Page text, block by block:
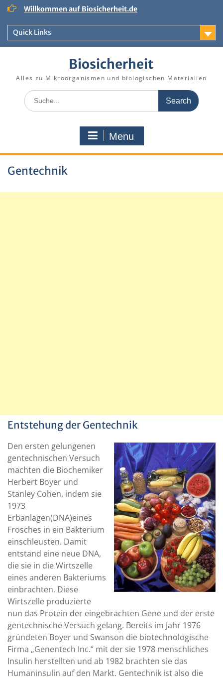
t
Willkommen auf Biosicherheit.de
Quick Links
Biosicherheit
Alles zu Mikroorganismen und biologischen Materialien
S
e
f
o
Menu
Gentechnik
Entstehung der Gentechnik
Den ersten gelungenen
gentechnischen Versuch
machten die Biochemiker
Herbert Boyer und
Stanley Cohen, indem sie
1973
Erbanlagen(DNA)eines
Frosches in ein Bakterium
einschleusten. Damit
entstand eine neue DNA,
die sie in die Wirtszelle
eines anderen Bakteriums
einbrachten. Diese
Wirtszelle produzierte
nun das Protein der eingebrachten Gene und der erste
gentechnische Versuch gelang. Bereits im Jahr 1976
gründeten Boyer und Swanson die biotechnologische
Firma „Genentech Inc.“ mit der sie 1978 menschliches
Insulin herstellten und ab 1982 brachten sie das
Humaninsulin auf den Markt. Gentechnik ist also die